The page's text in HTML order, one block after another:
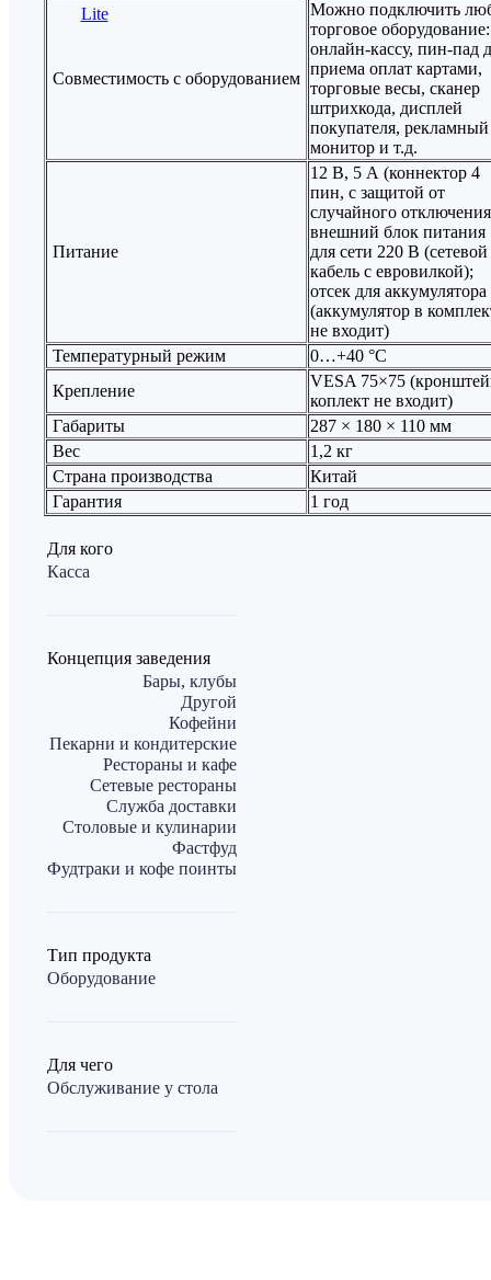
Совместимость с оборудованием
Можно подключить
торговое оборудование:
онлайн-кассу, пин-пад
приема оплат картами,
торговые весы, сканер
штрихкода, дисплей
покупателя, рекламный
монитор и т.д.
Питание
12 В, 5 А (коннектор 4
пин, с защитой от
случайного
внешний блок питания
для сети 220 В (сетевой
кабель с евровилкой);
отсек для аккумулятора
(аккумулятор в
не входит)
Температурный режим
0…+40 °C
Крепление
VESA 75×75
коплект не входит)
Габариты
287 × 180 × 110 мм
Вес
1,2 кг
Страна производства
Китай
Гарантия
1 год
Для кого
Касса
Концепция заведения
Бары, клубы
Другой
Кофейни
Пекарни и кондитерские
Рестораны и кафе
Сетевые рестораны
Служба доставки
Столовые и кулинарии
Фастфуд
Фудтраки и кофе поинты
Тип продукта
Оборудование
Для чего
Обслуживание у стола